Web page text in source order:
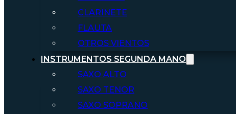
CLARINETE
FLAUTA
OTROS VIENTOS
INSTRUMENTOS SEGUNDA MANO
SAXO ALTO
SAXO TENOR
SAXO SOPRANO